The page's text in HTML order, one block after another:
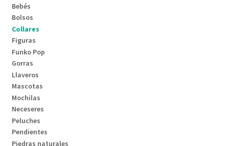
Bebés
Bolsos
Collares
Figuras
Funko Pop
Gorras
Llaveros
Mascotas
Mochilas
Neceseres
Peluches
Pendientes
Piedras naturales